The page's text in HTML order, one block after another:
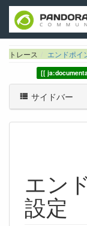
トレース エンドポイ
サイドバー
エン
設定